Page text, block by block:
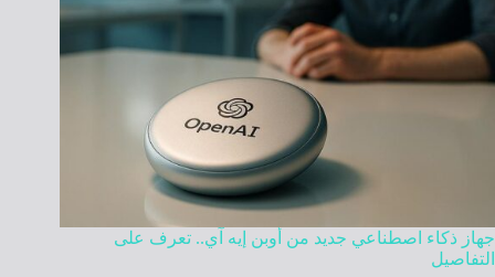
جهاز ذكاء اصطناعي جديد من أوبن إيه آي.. تعرف على
التفاصيل